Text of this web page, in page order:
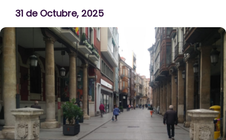
31 de Octubre, 2025